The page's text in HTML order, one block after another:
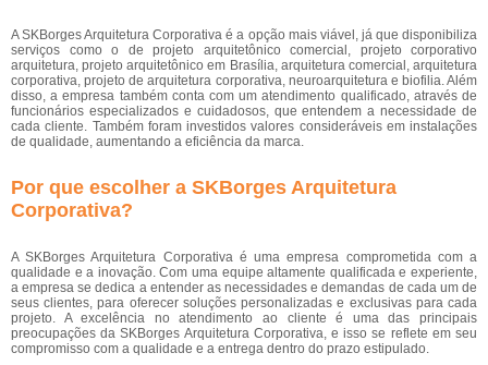
A SKBorges Arquitetura Corporativa é a opção mais viável, já que disponibiliza
serviços como o de projeto arquitetônico comercial, projeto corporativo
arquitetura, projeto arquitetônico em Brasília, arquitetura comercial, arquitetura
corporativa, projeto de arquitetura corporativa, neuroarquitetura e biofilia. Além
disso, a empresa também conta com um atendimento qualificado, através de
funcionários especializados e cuidadosos, que entendem a necessidade de
cada cliente. Também foram investidos valores consideráveis em instalações
de qualidade, aumentando a eficiência da marca.
Por que escolher a SKBorges Arquitetura
Corporativa?
A SKBorges Arquitetura Corporativa é uma empresa comprometida com a
qualidade e a inovação. Com uma equipe altamente qualificada e experiente,
a empresa se dedica a entender as necessidades e demandas de cada um de
seus clientes, para oferecer soluções personalizadas e exclusivas para cada
projeto. A excelência no atendimento ao cliente é uma das principais
preocupações da SKBorges Arquitetura Corporativa, e isso se reflete em seu
compromisso com a qualidade e a entrega dentro do prazo estipulado.